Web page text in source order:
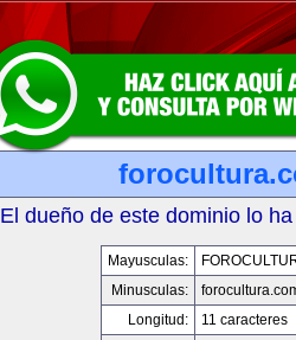
El dueño de este dominio lo
Mayusculas:
Minusculas:
Longitud:
11 caracteres